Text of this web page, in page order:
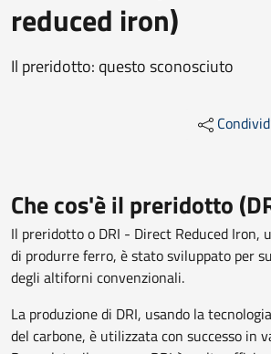
reduced iron)
Il preridotto: questo sconosciuto
Che cos'è il preridotto
Il preridotto o DRI - Direct Reduced Iron,
di produrre ferro, è stato sviluppato per
degli altiforni convenzionali.
La produzione di DRI, usando la
del carbone, è utilizzata con successo in